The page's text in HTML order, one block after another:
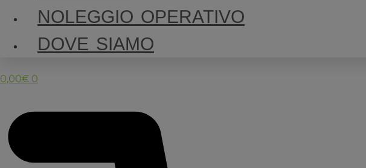
NOLEGGIO OPERATIVO
DOVE SIAMO
0,00€ 0